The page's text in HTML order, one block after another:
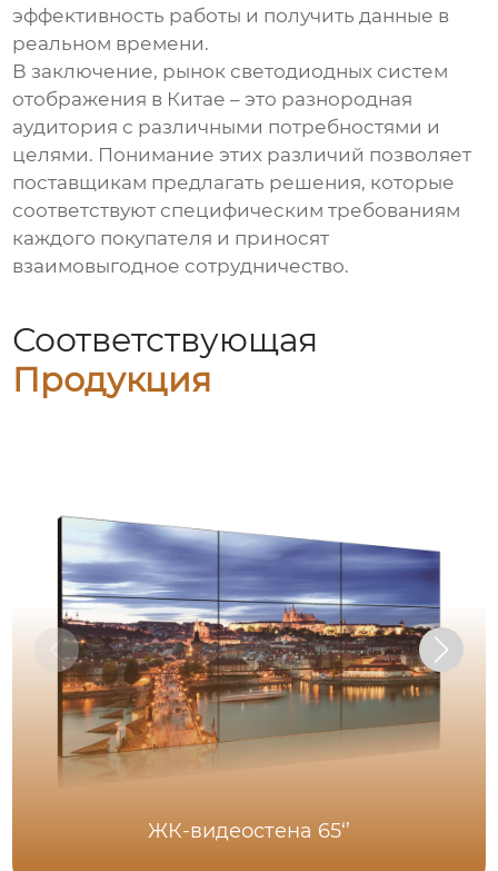
эффективность работы и получить данные в
реальном времени.
В заключение, рынок светодиодных систем
отображения в Китае – это разнородная
аудитория с различными потребностями и
целями. Понимание этих различий позволяет
поставщикам предлагать решения, которые
соответствуют специфическим требованиям
каждого покупателя и приносят
взаимовыгодное сотрудничество.
Соответствующая
Продукция
ЖК-видеостена 65‘’